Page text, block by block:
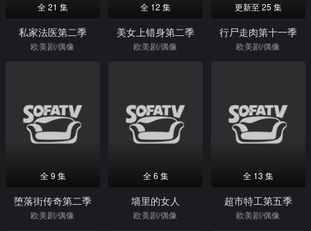
全 21 集
私家法医第二季
欧美剧/偶像
全 12 集
美女上错身第二季
欧美剧/偶像
更新至 25 集
行尸走肉第十一季
欧美剧/偶像
全 9 集
堕落街传奇第二季
欧美剧/偶像
全 6 集
墙里的女人
欧美剧/偶像
全 13 集
超市特工第五季
欧美剧/偶像